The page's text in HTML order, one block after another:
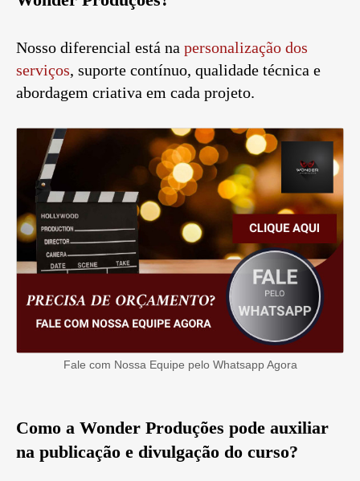
Nosso diferencial está na personalização dos
serviços, suporte contínuo, qualidade técnica e
abordagem criativa em cada projeto.
Fale com Nossa Equipe pelo Whatsapp Agora
Como a Wonder Produções pode auxiliar
na publicação e divulgação do curso?